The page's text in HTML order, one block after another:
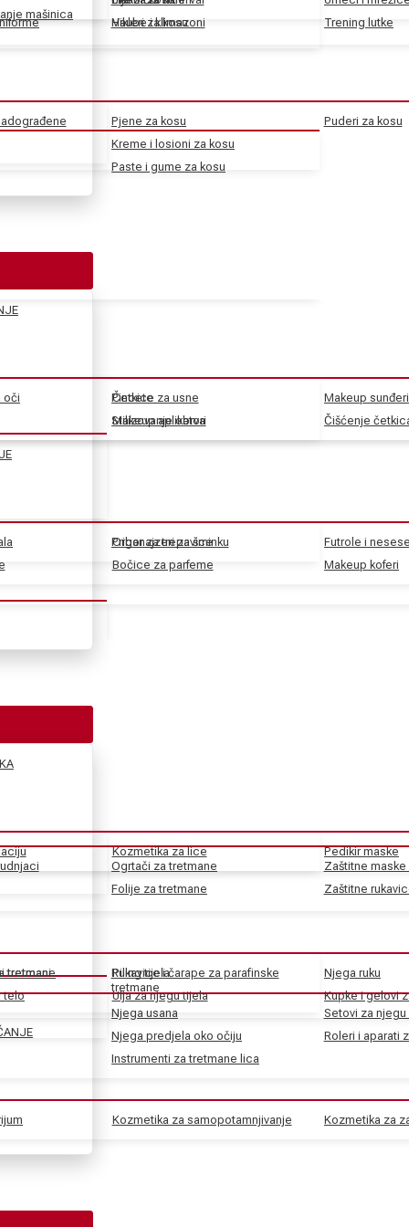
mašinica
Haube i klimazoni
Pjene za kosu
Kreme i losioni za kosu
Paste i gume za kosu
Puderi za kosu
Vikleri za kosu
Trening lutke
oči
Pincete
Stilizovanje obrva
Pribor za trepavice
Četkice za usne
Makeup aplikatori
Makeup sunđeri
Čišćenje
Organajzeri za šminku
Bočice za parfeme
Futrole i
Makeup koferi
tretmane
Rukavice i čarape za parafinske
tretmane
Ogrtači za tretmane
Folije za tretmane
Zaštitne
Zaštitne
Njega usana
Njega predjela oko očiju
Instrumenti za tretmane lica
Setovi za njegu
Roleri i aparati
Kozmetika za lice Pedikir maske
tretmani
telo
Piling tijela
Ulja za njegu tijela
Njega ruku
Kupke i gelovi
Kozmetika za samopotamnjivanje Kozmetika za